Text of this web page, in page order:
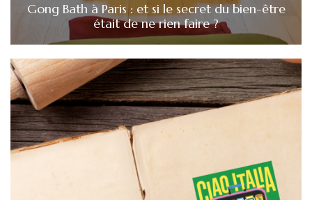
Gong Bath à Paris : et si le secret du bien-être
était de ne rien faire ?